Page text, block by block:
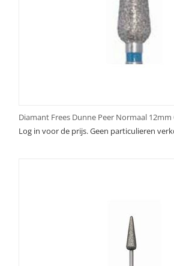
Diamant Frees Dunne Peer Normaal
Log in voor de prijs. Geen particulieren